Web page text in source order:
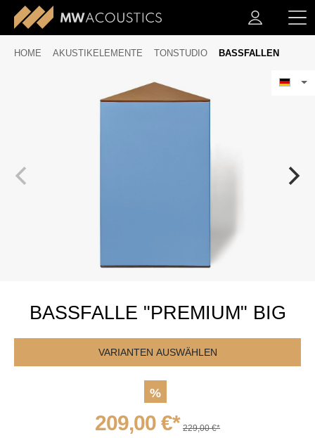
HOME AKUSTIKELEMENTE TONSTUDIO BASSFALLEN
BASSFALLE "PREMIUM" BIG
VARIANTEN AUSWÄHLEN
%
209,00 €* 229,00 €*